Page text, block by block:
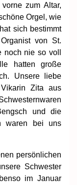
zum Altar,
Orgel, wie
sich bestimmt
von St.
nie so voll
hatten große
Unsere liebe
Zita aus
und die
waren bei uns
persönlichen
Schwester
im Januar